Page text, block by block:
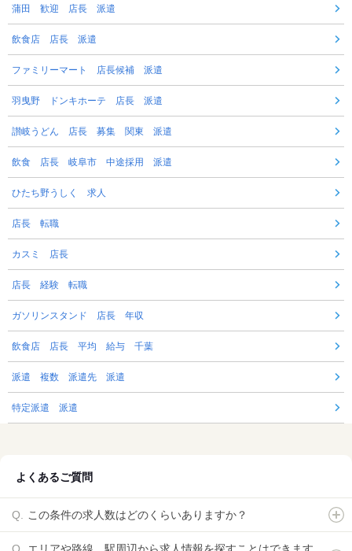
蒲田 歓迎 店長 派遣
飲食店 店長 派遣
ファミリーマート 店長候補 派遣
羽曳野 ドンキホーテ 店長 派遣
讃岐うどん 店長 募集 関東 派遣
飲食 店長 岐阜市 中途採用 派遣
ひたち野うしく 求人
店長 転職
カスミ 店長
店長 経験 転職
ガソリンスタンド 店長 年収
飲食店 店長 平均 給与 千葉
派遣 複数 派遣先 派遣
特定派遣 派遣
よくあるご質問
この条件の求人数はどのくらいありますか？